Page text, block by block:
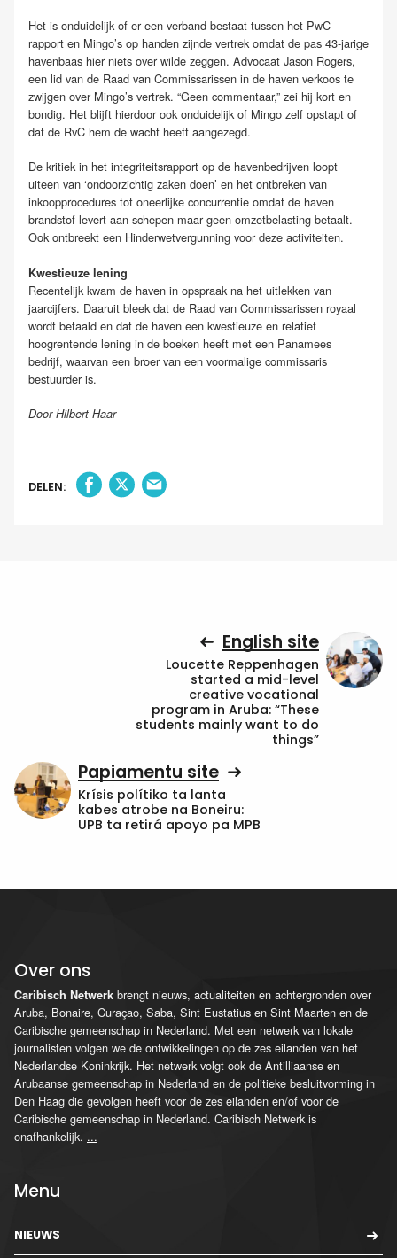
Het is onduidelijk of er een verband bestaat tussen het PwC-
rapport en Mingo’s op handen zijnde vertrek omdat de pas 43-jarige
havenbaas hier niets over wilde zeggen. Advocaat Jason Rogers,
een lid van de Raad van Commissarissen in de haven verkoos te
zwijgen over Mingo’s vertrek. “Geen commentaar,” zei hij kort en
bondig. Het blijft hierdoor ook onduidelijk of Mingo zelf opstapt of
dat de RvC hem de wacht heeft aangezegd.
De kritiek in het integriteitsrapport op de havenbedrijven loopt
uiteen van ‘ondoorzichtig zaken doen’ en het ontbreken van
inkoopprocedures tot oneerlijke concurrentie omdat de haven
brandstof levert aan schepen maar geen omzetbelasting betaalt.
Ook ontbreekt een Hinderwetvergunning voor deze activiteiten.
Kwestieuze lening
Recentelijk kwam de haven in opspraak na het uitlekken van
jaarcijfers. Daaruit bleek dat de Raad van Commissarissen royaal
wordt betaald en dat de haven een kwestieuze en relatief
hoogrentende lening in de boeken heeft met een Panamees
bedrijf, waarvan een broer van een voormalige commissaris
bestuurder is.
Door Hilbert Haar
DELEN:
English site
Loucette Reppenhagen
started a mid-level
creative vocational
program in Aruba: “These
students mainly want to do
things”
Papiamentu site
Krísis polítiko ta lanta
kabes atrobe na Boneiru:
UPB ta retirá apoyo pa MPB
Over ons
Caribisch Netwerk brengt nieuws, actualiteiten en achtergronden over
Aruba, Bonaire, Curaçao, Saba, Sint Eustatius en Sint Maarten en de
Caribische gemeenschap in Nederland. Met een netwerk van lokale
journalisten volgen we de ontwikkelingen op de zes eilanden van het
Nederlandse Koninkrijk. Het netwerk volgt ook de Antilliaanse en
Arubaanse gemeenschap in Nederland en de politieke besluitvorming in
Den Haag die gevolgen heeft voor de zes eilanden en/of voor de
Caribische gemeenschap in Nederland. Caribisch Netwerk is
onafhankelijk. ...
Menu
NIEUWS